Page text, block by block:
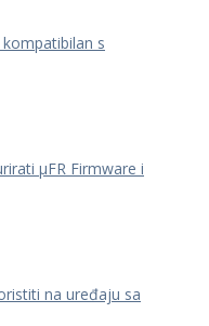
kompatibilan s
μFR Firmware i
na uređaju sa